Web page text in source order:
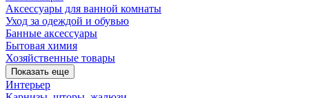
Аксессуары для ванной комнаты
Уход за одеждой и обувью
Банные аксессуары
Бытовая химия
Хозяйственные товары
Показать еще
Интерьер